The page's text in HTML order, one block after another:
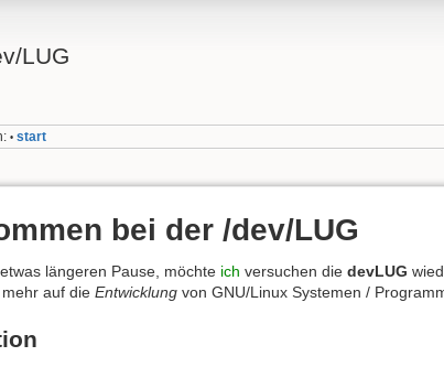
LUG
• start
bei der /dev/LUG
längeren Pause, möchte ich versuchen die devLUG
auf die Entwicklung von GNU/Linux Systemen /